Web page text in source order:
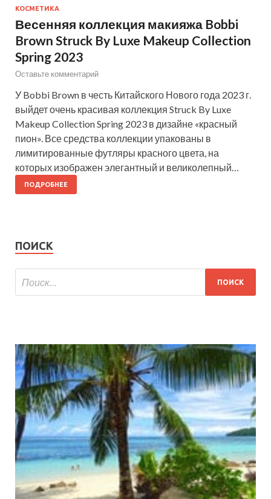
КОСМЕТИКА
Весенняя коллекция макияжа Bobbi
Brown Struck By Luxe Makeup Collection
Spring 2023
Оставьте комментарий
У Bobbi Brown в честь Китайского Нового года 2023 г.
выйдет очень красивая коллекция Struck By Luxe
Makeup Collection Spring 2023 в дизайне «красный
пион». Все средства коллекции упакованы в
лимитированные футляры красного цвета, на
которых изображен элегантный и великолепный…
ПОДРОБНЕЕ
ПОИСК